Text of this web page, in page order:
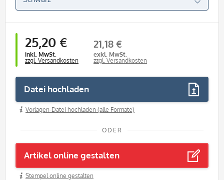
25,20 €
inkl. MwSt.
zzgl. Versandkosten
21,18 €
exkl. MwSt.
zzgl. Versandkosten
Datei hochladen
Vorlagen-Datei hochladen (alle Formate)
ODER
Artikel online gestalten
Stempel online gestalten